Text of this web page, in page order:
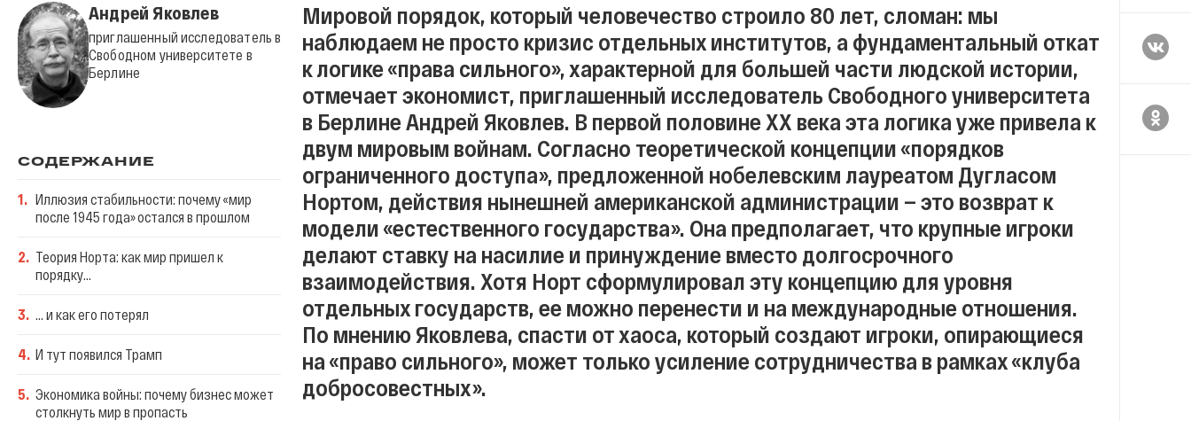
Андрей Яковлев
приглашенный исследователь в
Свободном университете в
Берлине
СОДЕРЖАНИЕ
1. Иллюзия стабильности: почему «мир
после 1945 года» остался в прошлом
2. Теория Норта: как мир пришел к
порядку...
3. … и как его потерял
4. И тут появился Трамп
5. Экономика войны: почему бизнес может
столкнуть мир в пропасть
Мировой порядок, который человечество строило 80 лет, сломан: мы
наблюдаем не просто кризис отдельных институтов, а фундаментальный откат
к логике «права сильного», характерной для большей части людской истории,
отмечает экономист, приглашенный исследователь Свободного университета
в Берлине Андрей Яковлев. В первой половине XX века эта логика уже привела к
двум мировым войнам. Согласно теоретической концепции «порядков
ограниченного доступа», предложенной нобелевским лауреатом Дугласом
Нортом, действия нынешней американской администрации — это возврат к
модели «естественного государства». Она предполагает, что крупные игроки
делают ставку на насилие и принуждение вместо долгосрочного
взаимодействия. Хотя Норт сформулировал эту концепцию для уровня
отдельных государств, ее можно перенести и на международные отношения.
По мнению Яковлева, спасти от хаоса, который создают игроки, опирающиеся
на «право сильного», может только усиление сотрудничества в рамках «клуба
добросовестных».